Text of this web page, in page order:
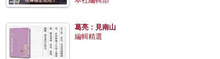
葛亮：見南山
編輯精選